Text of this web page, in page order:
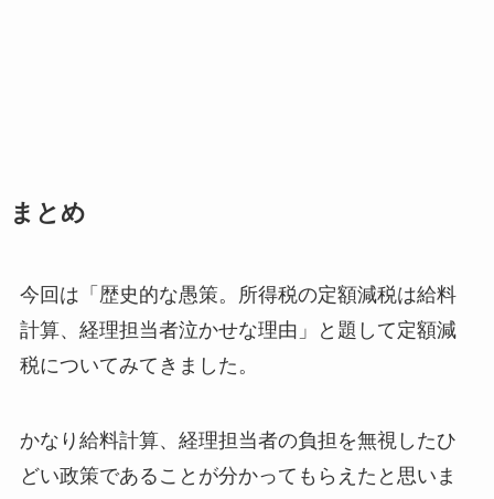
まとめ
今回は「歴史的な愚策。所得税の定額減税は給料
計算、経理担当者泣かせな理由」と題して定額減
税についてみてきました。
かなり給料計算、経理担当者の負担を無視したひ
どい政策であることが分かってもらえたと思いま